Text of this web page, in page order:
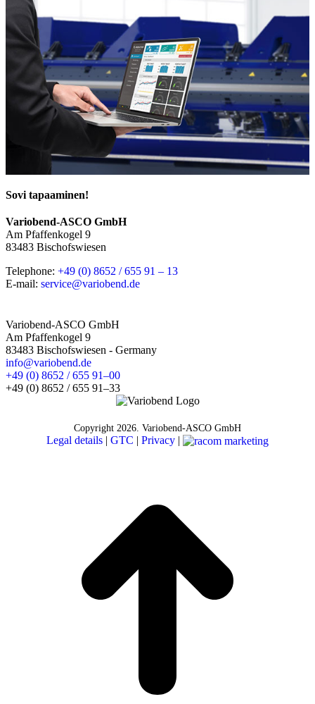
Sovi tapaaminen!
Variobend-ASCO GmbH
Am Pfaffenkogel 9
83483 Bischofswiesen
Telephone: +49 (0) 8652 / 655 91 – 13
E-mail: service@variobend.de
Variobend-ASCO GmbH
Am Pfaffenkogel 9
83483 Bischofswiesen - Germany
info@variobend.de
+49 (0) 8652 / 655 91–00
+49 (0) 8652 / 655 91–33
Copyright 2026. Variobend-ASCO GmbH
Legal details | GTC | Privacy |